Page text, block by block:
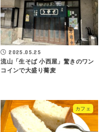
2025.05.25
流山「生そば 小西屋」驚きのワン
コインで大盛り蕎麦
カフェ